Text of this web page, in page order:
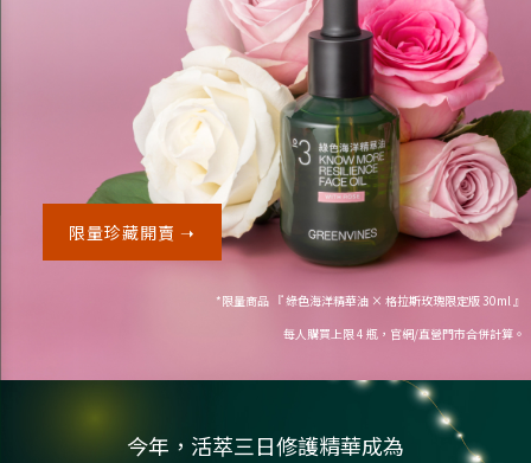
限量珍藏開賣 ➝
*限量商品 『 綠色海洋精華油 × 格拉斯玫瑰限定版 30ml 』
每人購買上限 4 瓶，官網/直營門市合併計算。
今年，活萃三日修護精華成為